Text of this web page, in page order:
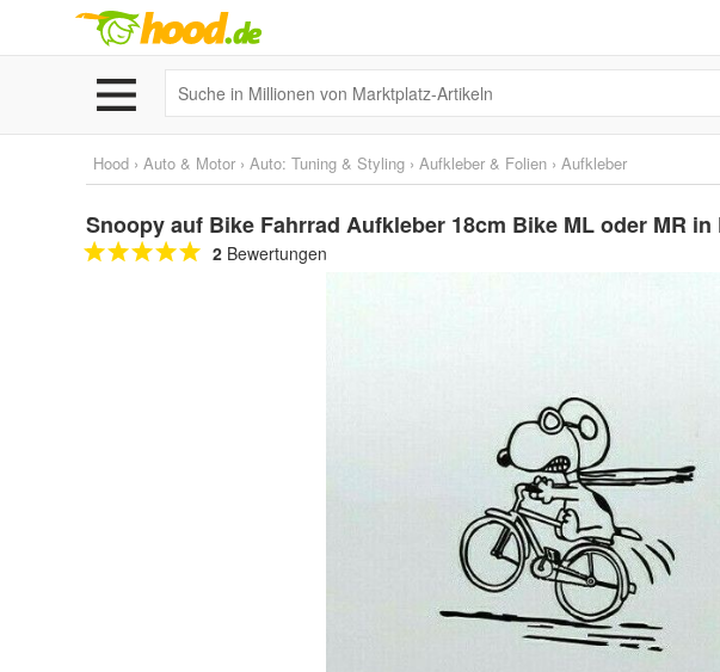
Hood › Auto & Motor › Auto: Tuning & Styling › Aufkleber & Folien › Aufkleber
Snoopy auf Bike Fahrrad Aufkleber 18cm Bike ML oder MR
2 Bewertungen